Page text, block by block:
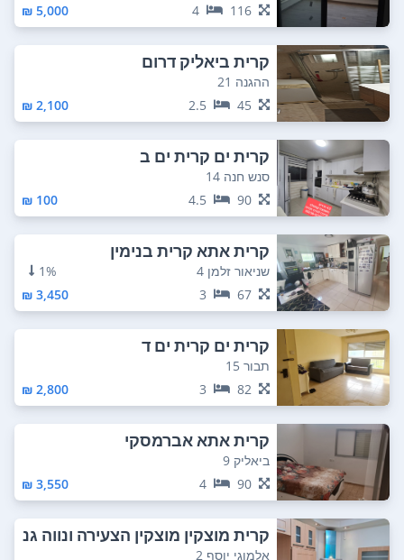
116
4
5,000 ₪
קרית ביאליק דרום
ההגנה 21
45
2.5
2,100 ₪
קרית ים קרית ים ב
סנש חנה 14
90
4.5
100 ₪
קרית אתא קרית בנימין
שניאור זלמן 4
1%
67
3
3,450 ₪
קרית ים קרית ים ד
תבור 15
82
3
2,800 ₪
קרית אתא אברמסקי
ביאליק 9
90
4
3,550 ₪
קרית מוצקין מוצקין הצעירה ונווה גנ
ים
אלמוגי יוסף 2